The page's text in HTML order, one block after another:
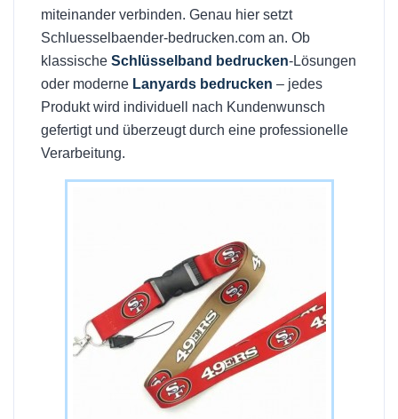
miteinander verbinden. Genau hier setzt
Schluesselbaender-bedrucken.com an. Ob
klassische Schlüsselband bedrucken-Lösungen
oder moderne Lanyards bedrucken – jedes
Produkt wird individuell nach Kundenwunsch
gefertigt und überzeugt durch eine professionelle
Verarbeitung.